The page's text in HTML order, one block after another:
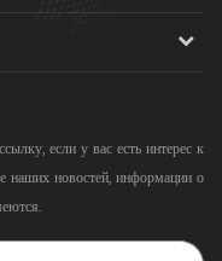
если у вас есть интерес к
наших новостей, информации о